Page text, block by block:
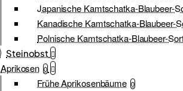
Japanische Kamtschatka-Blaubeer-
Kanadische Kamtschatka-Blaubeer-
Polnische Kamtschatka-Blaubeer-
Steinobst
Aprikosen 0
Frühe Aprikosenbäume 0